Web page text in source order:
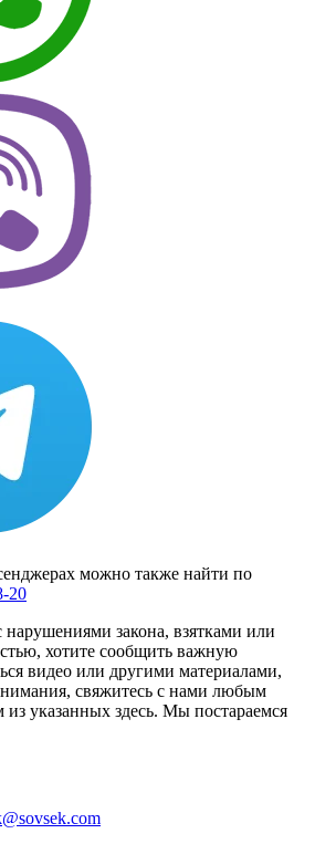
можно также найти по
20
закона, взятками или
хотите сообщить важную
видео или другими материалами,
свяжитесь с нами любым
указанных здесь. Мы постараемся